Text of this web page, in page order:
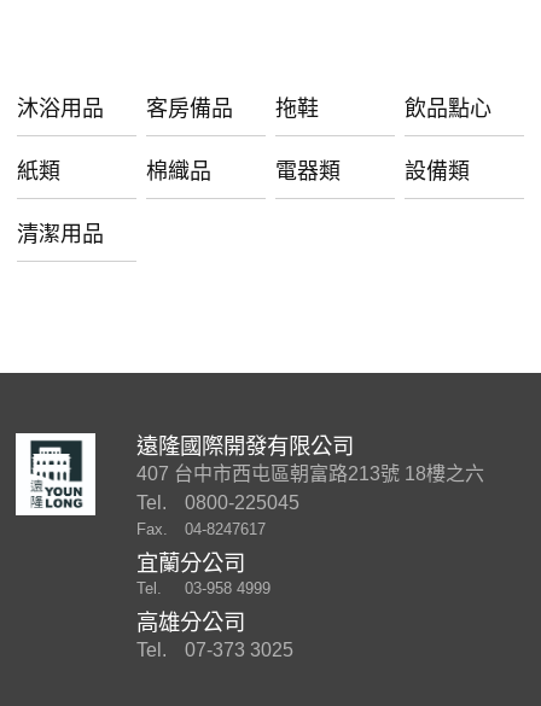
沐浴用品 客房備品 拖鞋 飲品點心
紙類 棉織品 電器類 設備類
清潔用品
遠隆國際開發有限公司
407 台中市西屯區朝富路213號 18樓之六
Tel.
0800-225045
Fax. 04-8247617
宜蘭分公司
Tel. 03-958 4999
高雄分公司
Tel. 07-373 3025